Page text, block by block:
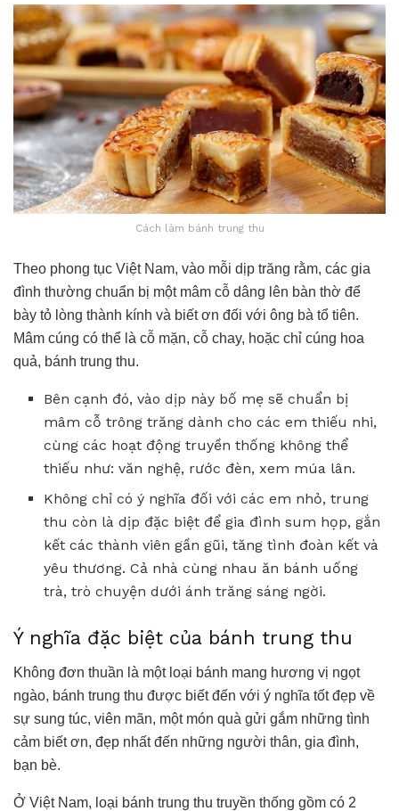
Cách làm bánh trung thu
Theo phong tục Việt Nam, vào mỗi dịp trăng rằm, các gia
đình thường chuẩn bị một mâm cỗ dâng lên bàn thờ để
bày tỏ lòng thành kính và biết ơn đối với ông bà tổ tiên.
Mâm cúng có thể là cỗ mặn, cỗ chay, hoặc chỉ cúng hoa
quả, bánh trung thu.
Bên cạnh đó, vào dịp này bố mẹ sẽ chuẩn bị
mâm cỗ trông trăng dành cho các em thiếu nhi,
cùng các hoạt động truyền thống không thể
thiếu như: văn nghệ, rước đèn, xem múa lân.
Không chỉ có ý nghĩa đối với các em nhỏ, trung
thu còn là dịp đặc biệt để gia đình sum họp, gắn
kết các thành viên gần gũi, tăng tình đoàn kết và
yêu thương. Cả nhà cùng nhau ăn bánh uống
trà, trò chuyện dưới ánh trăng sáng ngời.
Ý nghĩa đặc biệt của bánh trung thu
Không đơn thuần là một loại bánh mang hương vị ngọt
ngào, bánh trung thu được biết đến với ý nghĩa tốt đẹp về
sự sung túc, viên mãn, một món quà gửi gắm những tình
cảm biết ơn, đẹp nhất đến những người thân, gia đình,
bạn bè.
Ở Việt Nam, loại bánh trung thu truyền thống gồm có 2